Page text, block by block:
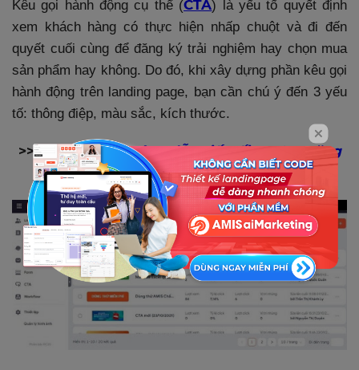
Kêu gọi hành động cụ thể (CTA) là yếu tố quyết định
xem khách hàng có thực hiện nhấp chuột và đi đến
quyết cuối cùng để đăng ký trải nghiệm hay chọn mua
sản phẩm hay không. Do đó, khi xây dựng phần kêu gọi
hành động trên landing page, bạn cần chú ý đến 3 yếu
tố: thông điệp, màu sắc, kích thước.
>> Đọc thêm:Hướng dẫn viết tối ưu CTA tăng
tỷ lệ chuyển đổi